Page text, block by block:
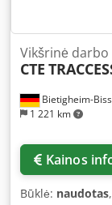
Bietigheim-
1 221 km
Vikšrinė
CTE
Kainos
Būklė: naudotas